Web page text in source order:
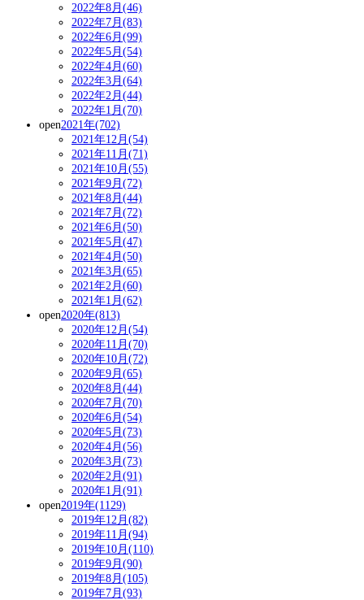
2022年8月(46)
2022年7月(83)
2022年6月(99)
2022年5月(54)
2022年4月(60)
2022年3月(64)
2022年2月(44)
2022年1月(70)
open2021年(702)
2021年12月(54)
2021年11月(71)
2021年10月(55)
2021年9月(72)
2021年8月(44)
2021年7月(72)
2021年6月(50)
2021年5月(47)
2021年4月(50)
2021年3月(65)
2021年2月(60)
2021年1月(62)
open2020年(813)
2020年12月(54)
2020年11月(70)
2020年10月(72)
2020年9月(65)
2020年8月(44)
2020年7月(70)
2020年6月(54)
2020年5月(73)
2020年4月(56)
2020年3月(73)
2020年2月(91)
2020年1月(91)
open2019年(1129)
2019年12月(82)
2019年11月(94)
2019年10月(110)
2019年9月(90)
2019年8月(105)
2019年7月(93)